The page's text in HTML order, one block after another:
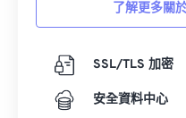
了解更多關
SSL/TLS 加密
安全資料中心